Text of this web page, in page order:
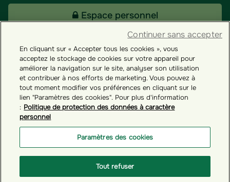
Espace personnel
Tous nos fonds
Contact
Groupama ES
Paramètres des cookies
En cliquant sur « Accepter tous les cookies », vous
acceptez le stockage de cookies sur votre appareil pour
améliorer la navigation sur le site, analyser son utilisation
et contribuer à nos efforts de marketing. Vous pouvez à
tout moment modifier vos préférences en cliquant sur le
lien "Paramètres des cookies". Pour plus d'information
: Politique de protection des données à caractère
personnel
Paramètres des cookies
Tout refuser
Continuer sans accepter